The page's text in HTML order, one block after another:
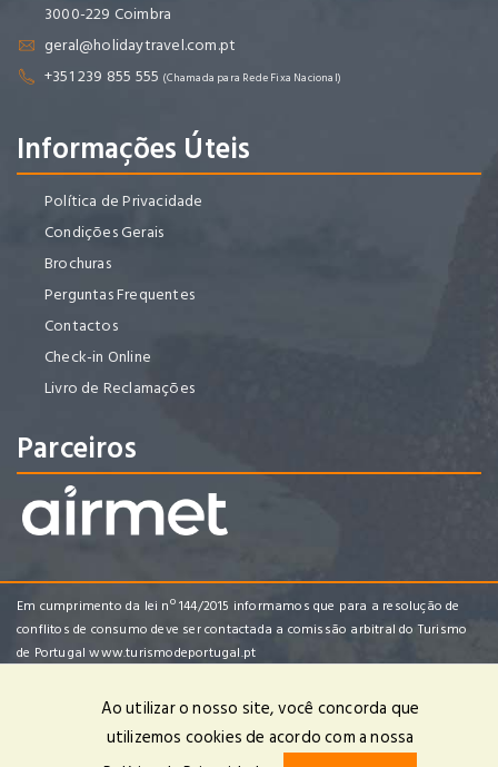
3000-229 Coimbra
geral@holidaytravel.com.pt
+351 239 855 555 (Chamada para Rede Fixa Nacional)
Informações Úteis
Política de Privacidade
Condições Gerais
Brochuras
Perguntas Frequentes
Contactos
Check-in Online
Livro de Reclamações
Parceiros
Em cumprimento da lei nº 144/2015 informamos que para a resolução de
conflitos de consumo deve ser contactada a comissão arbitral do Turismo
de Portugalwww.turismodeportugal.pt
Ao utilizar o nosso site, você concorda que
utilizemos cookies de acordo com a nossa